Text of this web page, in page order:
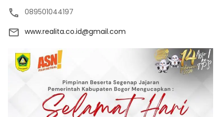
089501044197
www.realita.co.id@gmail.com